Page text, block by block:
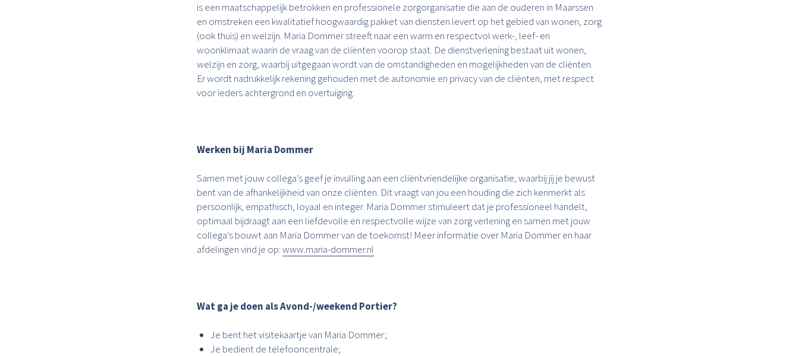
is een maatschappelijk betrokken en professionele zorgorganisatie die aan de ouderen in Maarssen
en omstreken een kwalitatief hoogwaardig pakket van diensten levert op het gebied van wonen, zorg
(ook thuis) en welzijn. Maria Dommer streeft naar een warm en respectvol werk-, leef- en
woonklimaat waarin de vraag van de cliënten voorop staat. De dienstverlening bestaat uit wonen,
welzijn en zorg, waarbij uitgegaan wordt van de omstandigheden en mogelijkheden van de cliënten.
Er wordt nadrukkelijk rekening gehouden met de autonomie en privacy van de cliënten, met respect
voor ieders achtergrond en overtuiging.
Werken bij Maria Dommer
Samen met jouw collega’s geef je invulling aan een cliëntvriendelijke organisatie, waarbij jij je bewust
bent van de afhankelijkheid van onze cliënten. Dit vraagt van jou een houding die zich kenmerkt als
persoonlijk, empathisch, loyaal en integer. Maria Dommer stimuleert dat je professioneel handelt,
optimaal bijdraagt aan een liefdevolle en respectvolle wijze van zorg verlening en samen met jouw
collega’s bouwt aan Maria Dommer van de toekomst! Meer informatie over Maria Dommer en haar
afdelingen vind je op:www.maria-dommer.nl
Wat ga je doen als Avond-/weekend Portier?
Je bent het visitekaartje van Maria Dommer;
Je bedient de telefooncentrale;